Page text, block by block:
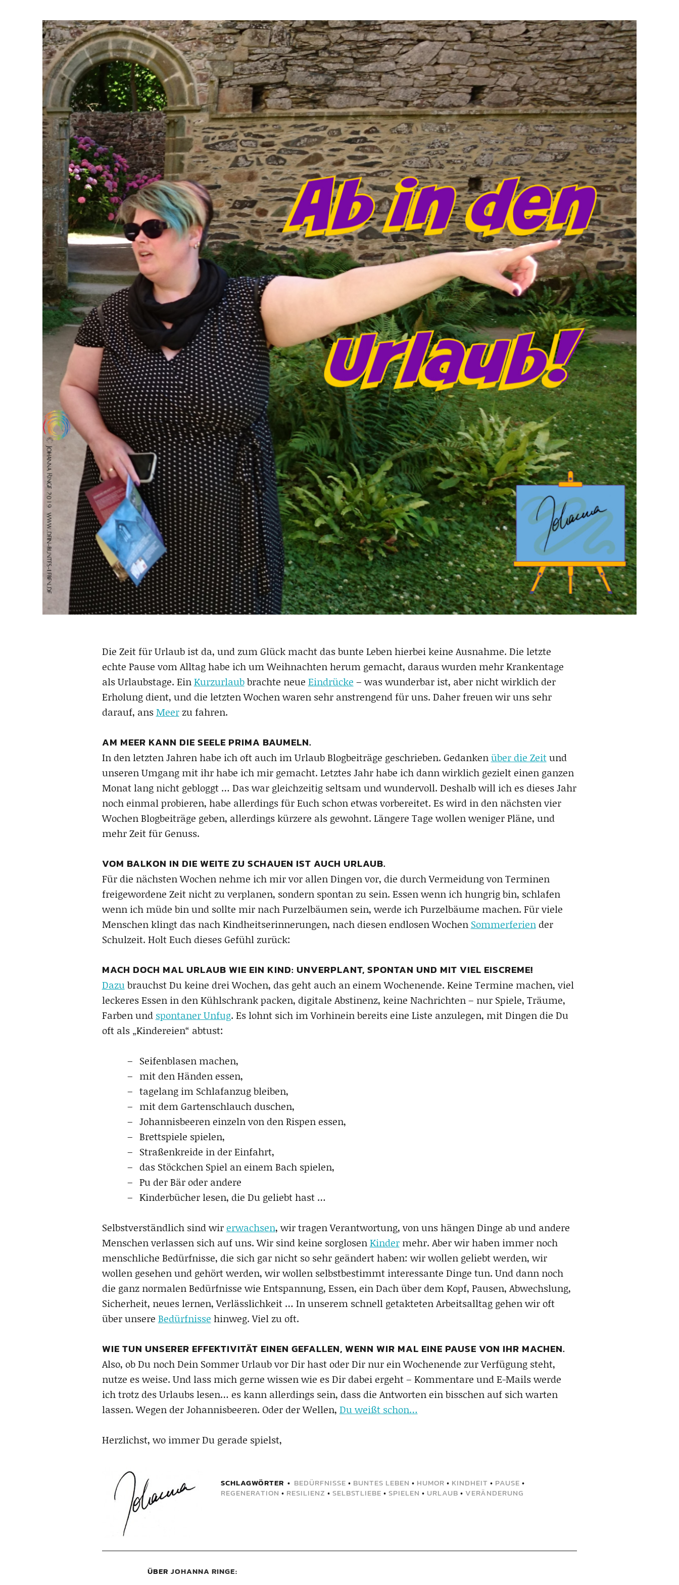
Die Zeit für Urlaub ist da, und zum Glück macht das bunte Leben hierbei keine Ausnahme. Die letzte
echte Pause vom Alltag habe ich um Weihnachten herum gemacht, daraus wurden mehr Krankentage
als Urlaubstage. EinKurzurlaubbrachte neue Eindrücke – was wunderbar ist, aber nicht wirklich der
Erholung dient, und die letzten Wochen waren sehr anstrengend für uns. Daher freuen wir uns sehr
darauf, ansMeerzu fahren.
AM MEER KANN DIE SEELE PRIMA BAUMELN.
In den letzten Jahren habe ich oft auch im Urlaub Blogbeiträge geschrieben. Gedankenüber die Zeitund
unseren Umgang mit ihr habe ich mir gemacht. Letztes Jahr habe ich dann wirklich gezielt einen ganzen
Monat lang nicht gebloggt … Das war gleichzeitig seltsam und wundervoll. Deshalb will ich es dieses Jahr
noch einmal probieren, habe allerdings für Euch schon etwas vorbereitet. Es wird in den nächsten vier
Wochen Blogbeiträge geben, allerdings kürzere als gewohnt. Längere Tage wollen weniger Pläne, und
mehr Zeit für Genuss.
VOM BALKON IN DIE WEITE ZU SCHAUEN IST AUCH URLAUB.
Für die nächsten Wochen nehme ich mir vor allen Dingen vor, die durch Vermeidung von Terminen
freigewordene Zeit nicht zu verplanen, sondern spontan zu sein. Essen wenn ich hungrig bin, schlafen
wenn ich müde bin und sollte mir nach Purzelbäumen sein, werde ich Purzelbäume machen. Für viele
Menschen klingt das nach Kindheitserinnerungen, nach diesen endlosen Wochen Sommerferiender
Schulzeit. Holt Euch dieses Gefühl zurück:
MACH DOCH MAL URLAUB WIE EIN KIND: UNVERPLANT, SPONTAN UND MIT VIEL EISCREME!
Dazubrauchst Du keine drei Wochen, das geht auch an einem Wochenende. Keine Termine machen, viel
leckeres Essen in den Kühlschrank packen, digitale Abstinenz, keine Nachrichten – nur Spiele, Träume,
Farben und spontaner Unfug. Es lohnt sich im Vorhinein bereits eine Liste anzulegen, mit Dingen die Du
oft als „Kindereien“ abtust:
Seifenblasen machen,
mit den Händen essen,
tagelang im Schlafanzug bleiben,
mit dem Gartenschlauch duschen,
Johannisbeeren einzeln von den Rispen essen,
Brettspiele spielen,
Straßenkreide in der Einfahrt,
das Stöckchen Spiel an einem Bach spielen,
Pu der Bär oder andere
Kinderbücher lesen, die Du geliebt hast …
Selbstverständlich sind wirerwachsen, wir tragen Verantwortung, von uns hängen Dinge ab und andere
Menschen verlassen sich auf uns. Wir sind keine sorglosenKindermehr. Aber wir haben immer noch
menschliche Bedürfnisse, die sich gar nicht so sehr geändert haben: wir wollen geliebt werden, wir
wollen gesehen und gehört werden, wir wollen selbstbestimmt interessante Dinge tun. Und dann noch
die ganz normalen Bedürfnisse wie Entspannung, Essen, ein Dach über dem Kopf, Pausen, Abwechslung,
Sicherheit, neues lernen, Verlässlichkeit … In unserem schnell getakteten Arbeitsalltag gehen wir oft
über unsere Bedürfnisse hinweg. Viel zu oft.
WIE TUN UNSERER EFFEKTIVITÄT EINEN GEFALLEN, WENN WIR MAL EINE PAUSE VON IHR MACHEN.
Also, ob Du noch Dein Sommer Urlaub vor Dir hast oder Dir nur ein Wochenende zur Verfügung steht,
nutze es weise. Und lass mich gerne wissen wie es Dir dabei ergeht – Kommentare und E-Mails werde
ich trotz des Urlaubs lesen… es kann allerdings sein, dass die Antworten ein bisschen auf sich warten
lassen. Wegen der Johannisbeeren. Oder der Wellen, Du weißt schon…
Herzlichst, wo immer Du gerade spielst,
SCHLAGWÖRTER BEDÜRFNISSE • BUNTES LEBEN • HUMOR • KINDHEIT • PAUSE •
REGENERATION • RESILIENZ • SELBSTLIEBE • SPIELEN • URLAUB • VERÄNDERUNG
ÜBER JOHANNA RINGE